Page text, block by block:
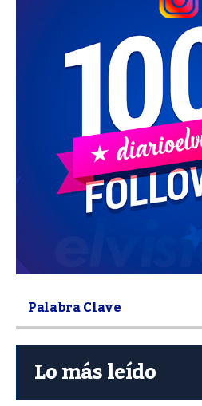
Lo más leído